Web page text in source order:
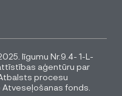
līgumu Nr.9.4- 1-L-
aģentūru par
procesu
fonds.